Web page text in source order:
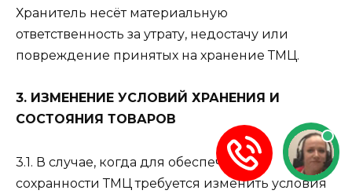
Хранитель несёт материальную
ответственность за утрату, недостачу или
повреждение принятых на хранение ТМЦ.
3. ИЗМЕНЕНИЕ УСЛОВИЙ ХРАНЕНИЯ И
СОСТОЯНИЯ ТОВАРОВ
3.1. В случае, когда для обеспечения
сохранности ТМЦ требуется изменить условия